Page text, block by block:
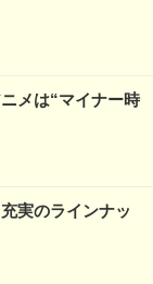
メは“マイナー時
実のラインナッ